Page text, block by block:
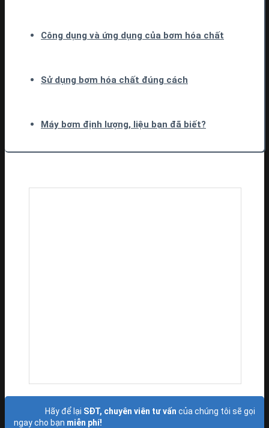
Công dụng và ứng dụng của bơm hóa chất
Sử dụng bơm hóa chất đúng cách
Máy bơm định lượng, liệu bạn đã biết?
Hãy để lại SĐT, chuyên viên tư vấn của chúng tôi sẽ gọi
ngay cho bạn miễn phí!